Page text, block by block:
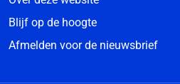
Blijf op de hoogte
Afmelden voor de nieuwsbrief